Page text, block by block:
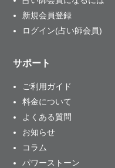
新規会員登録
ログイン(占い師会員)
サポート
ご利用ガイド
料金について
よくある質問
お知らせ
コラム
パワーストーン